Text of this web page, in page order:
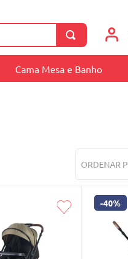
Cama Mesa e Banho
ORDENAR
-40%